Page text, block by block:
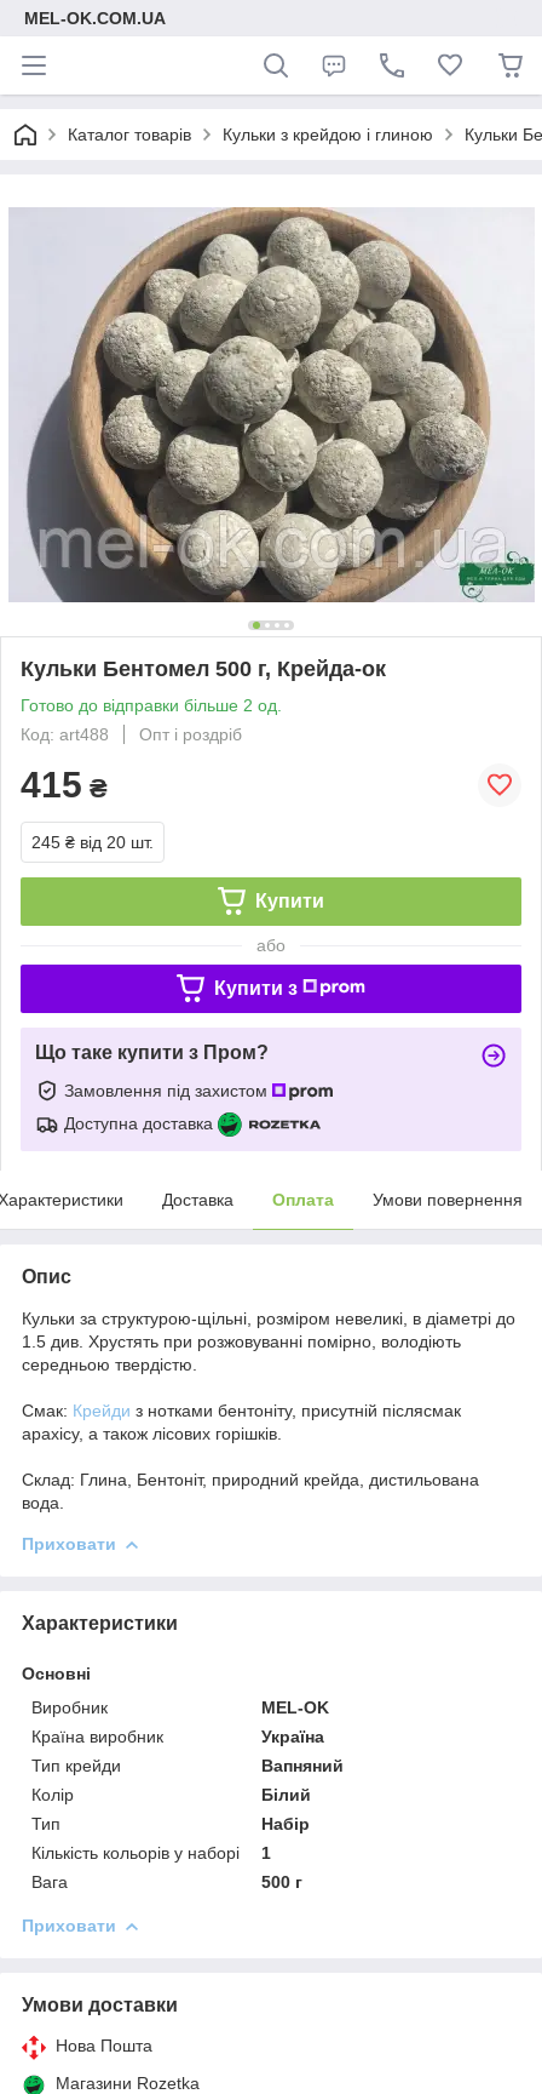
MEL-OK.COM.UA
Каталог товарів Кульки з крейдою і глиною Кульки
Кульки Бентомел 500 г, Крейда-ок
Готово до відправки більше 2 од.
Код: art488
Опт і роздріб
415 ₴
245 ₴ від 20 шт.
Купити
або
Купити з
Що таке купити з Пром?
Замовлення під захистом
Доступна доставка
Доставка Оплата Умови повернення
Опис
Кульки за структурою-щільні, розміром невеликі, в діаметрі до
1.5 див. Хрустять при розжовуванні помірно, володіють
середньою твердістю.
Смак: Крейди з нотками бентоніту, присутній післясмак
арахісу, а також лісових горішків.
Склад: Глина, Бентоніт, природний крейда, дистильована
вода.
Приховати
Характеристики
Основні
Виробник
MEL-OK
Країна виробник
Україна
Тип крейди
Вапняний
Колір
Білий
Тип
Набір
Кількість кольорів у наборі
1
Вага
500 г
Приховати
Умови доставки
Нова Пошта
Магазини Rozetka